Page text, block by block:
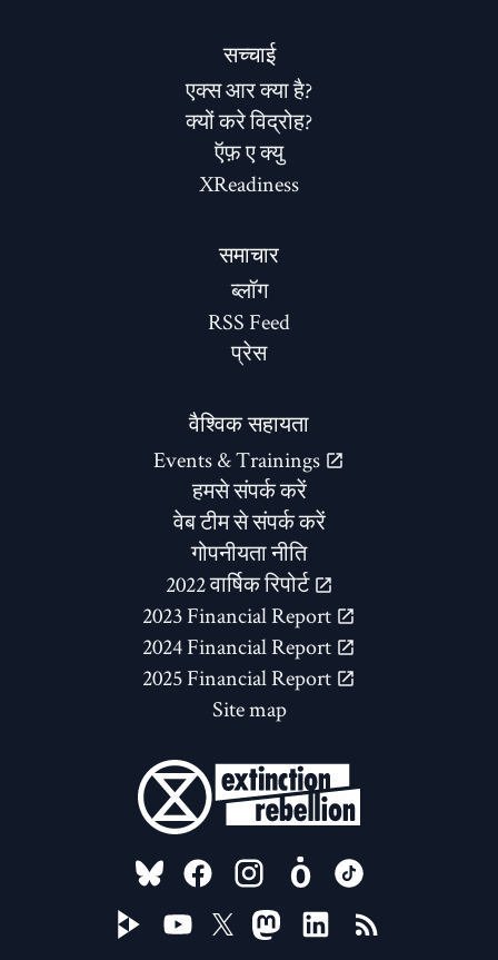
सच्चाई
एक्स आर क्या है?
क्यों करे विद्रोह?
ऍफ़ ए क्यु
XReadiness
समाचार
ब्लॉग
RSS Feed
प्रेस
वैश्विक सहायता
Events & Trainings
हमसे संपर्क करें
वेब टीम से संपर्क करें
गोपनीयता नीति
2022 वार्षिक रिपोर्ट
2023 Financial Report
2024 Financial Report
2025 Financial Report
Site map
FOLLOW US ON